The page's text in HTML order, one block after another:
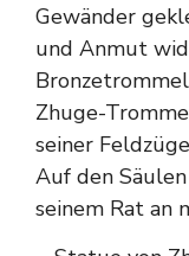
Gewänder
und Anmut
Zhuge-
seiner
Auf den
seinem Rat an